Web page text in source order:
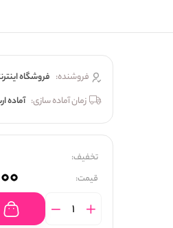
فروشنده: فروشگاه
زمان آماده سازی: آماده
تخفیف:
قیمت: